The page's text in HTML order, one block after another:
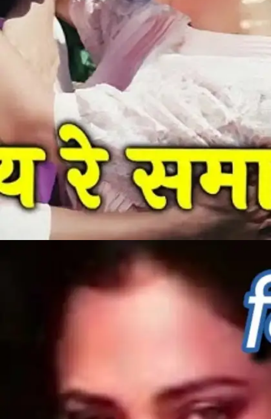
​​Hai Re Sama (हे रे समा)​​
मंदाकिनी का ये गाना सुनकर आप गदगद हो जाएंगे।